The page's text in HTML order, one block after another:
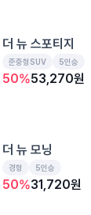
더 뉴 스포티지
준중형SUV 5인승
50%53,270원
더 뉴 모닝
경형 5인승
50%31,720원